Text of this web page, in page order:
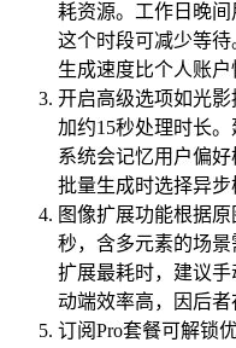
耗资源。工作日晚
这个时段可减少等待
生成速度比个人账户
开启高级选项如光
加约15秒处理时长。
系统会记忆用户偏好
批量生成时选择异步
图像扩展功能根据
秒，含多元素的场
扩展最耗时，建议
动端效率高，因后者
订阅Pro套餐可解锁